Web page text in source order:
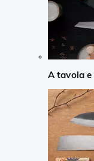
A tavola